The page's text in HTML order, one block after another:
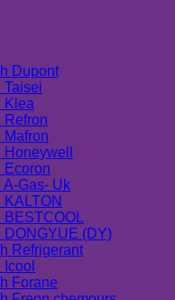
Dupont
Taisei
Klea
Refron
Mafron
Ecoron
A-Gas- Uk
BESTCOOL
DONGYUE (DY)
Refrigerant
Forane